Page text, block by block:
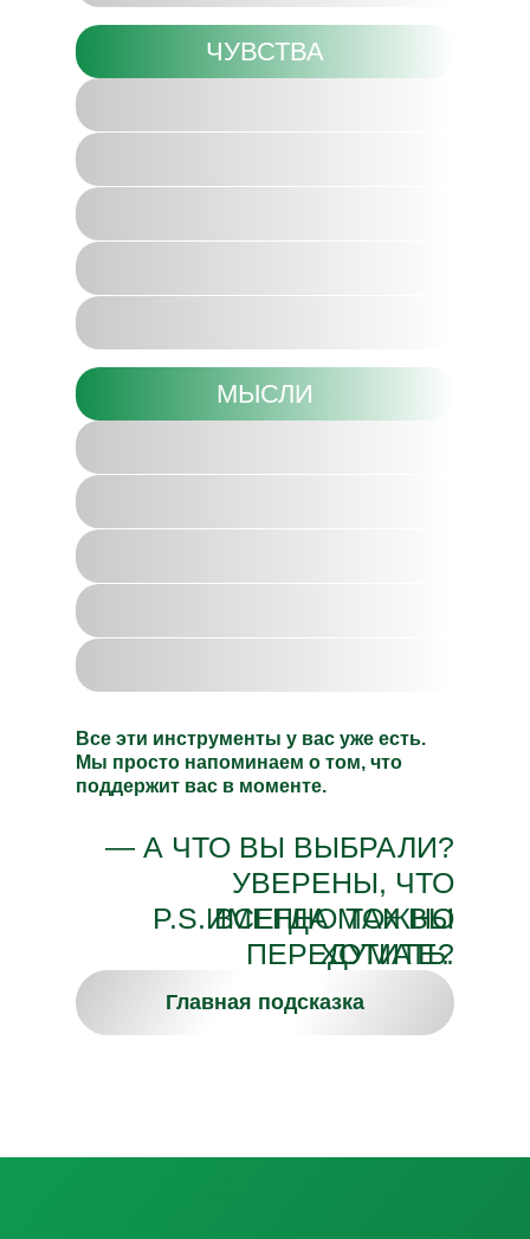
ЧУВСТВА
МЫСЛИ
Все эти инструменты у вас уже есть.
Мы просто напоминаем о том, что
поддержит вас в моменте.
— А ЧТО ВЫ ВЫБРАЛИ?
УВЕРЕНЫ, ЧТО
ИМЕННО ТАК ВЫ
ХОТИТЕ?
P.S. ВСЕГДА МОЖНО
ПЕРЕДУМАТЬ.
Главная подсказка